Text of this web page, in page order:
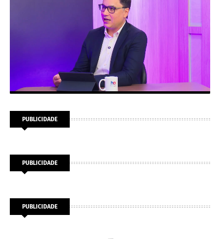
PUBLICIDADE
PUBLICIDADE
PUBLICIDADE